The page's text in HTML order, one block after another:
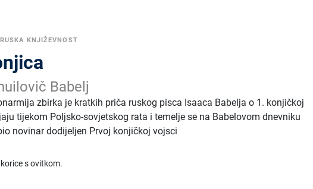
RUSKA KNJIŽEVNOST
Babelj
zbirka je kratkih priča ruskog pisca Isaaca Babelja o 1. konjičkoj
tijekom Poljsko-sovjetskog rata i temelje se na Babelovom dnevniku
novinar dodijeljen Prvoj konjičkoj vojsci
s ovitkom.